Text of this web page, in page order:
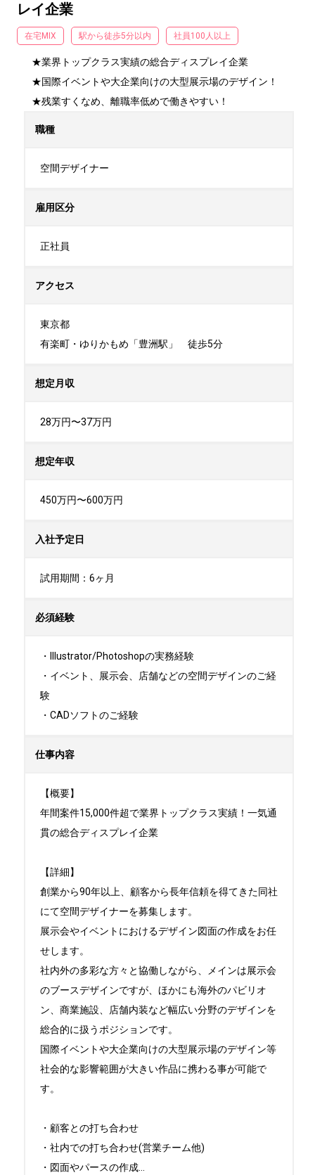
レイ企業
在宅MIX 駅から徒歩5分以内 社員100人以上
★業界トップクラス実績の総合ディスプレイ企業
★国際イベントや大企業向けの大型展示場のデザイン！
★残業すくなめ、離職率低めで働きやすい！
職種
空間デザイナー
雇用区分
正社員
アクセス
東京都
有楽町・ゆりかもめ「豊洲駅」　徒歩5分
想定月収
28万円〜37万円
想定年収
450万円〜600万円
入社予定日
試用期間：6ヶ月
必須経験
・Illustrator/Photoshopの実務経験
・イベント、展示会、店舗などの空間デザインのご経
験
・CADソフトのご経験
仕事内容
【概要】
年間案件15,000件超で業界トップクラス実績！一気通
貫の総合ディスプレイ企業
【詳細】
創業から90年以上、顧客から長年信頼を得てきた同社
にて空間デザイナーを募集します。
展示会やイベントにおけるデザイン図面の作成をお任
せします。
社内外の多彩な方々と協働しながら、メインは展示会
のブースデザインですが、ほかにも海外のパビリオ
ン、商業施設、店舗内装など幅広い分野のデザインを
総合的に扱うポジションです。
国際イベントや大企業向けの大型展示場のデザイン等
社会的な影響範囲が大きい作品に携わる事が可能で
す。
・顧客との打ち合わせ
・社内での打ち合わせ(営業チーム他)
・図面やパースの作成